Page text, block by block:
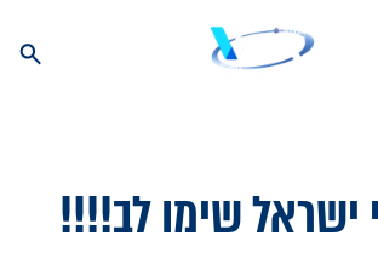
ישראל שימו לב!!!!